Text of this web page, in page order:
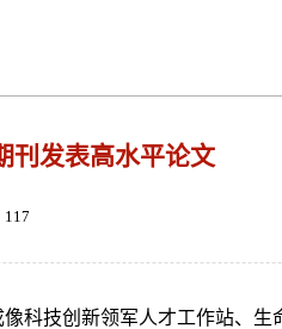
刊发表高水平论文
117
科技创新领军人才工作站、生